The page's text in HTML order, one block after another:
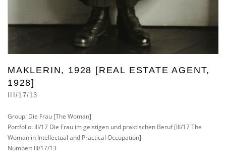
MAKLERIN, 1928 [REAL ESTATE AGENT,
1928]
III/17/13
Group: Die Frau [The Woman]
Portfolio: III/17 Die Frau im geistigen und praktischen Beruf [III/17 The
Woman in Intellectual and Practical Occupation]
Number: III/17/13